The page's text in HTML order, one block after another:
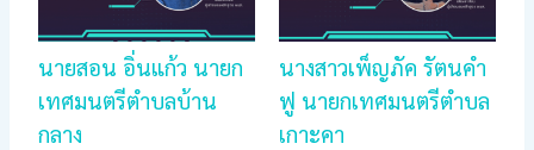
นายสอน อิ่นแก้ว นายก
เทศมนตรีตำบลบ้าน
กลาง
นางสาวเพ็ญภัค รัตนคำ
ฟู นายกเทศมนตรีตำบล
เกาะคา